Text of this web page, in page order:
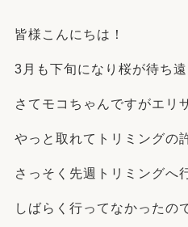
皆様こんにちは！
3月も下旬になり桜が待ち
さてモコちゃんですがエリ
やっと取れてトリミングの
さっそく先週トリミングへ
しばらく行ってなかったの